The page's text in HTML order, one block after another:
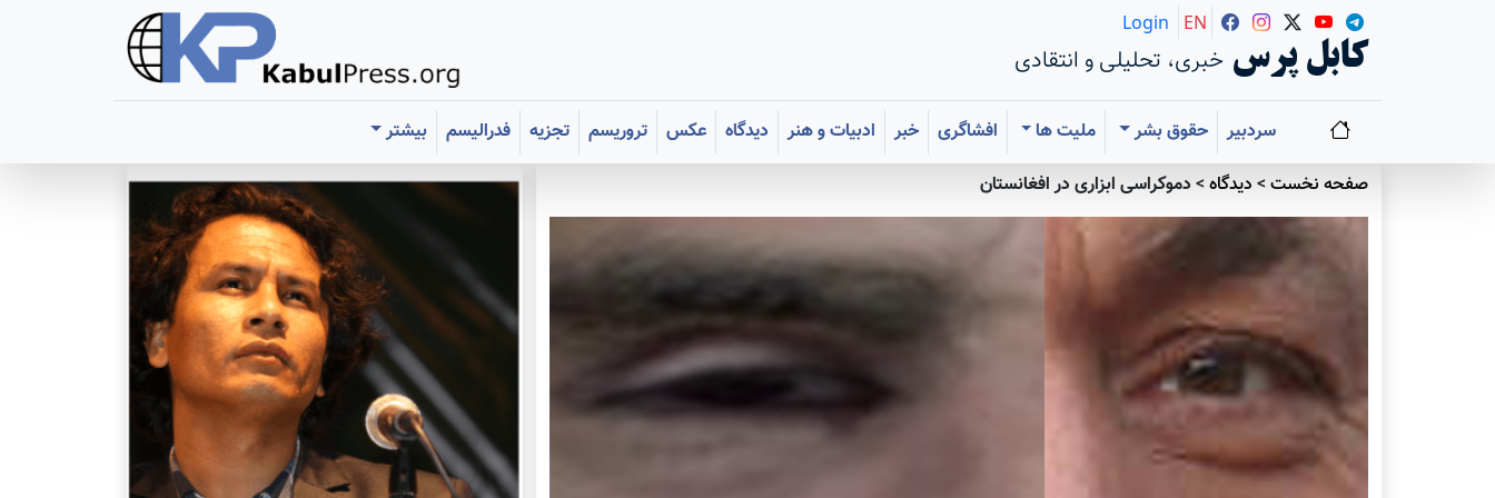
کابل پرس خبری، تحلیلی و انتقادی
Login EN
سردبیر حقوق بشر ملیت ها افشاگری خبر ادبیات و هنر دیدگاه عکس تروریسم تجزیه فدرالیسم
بیشتر
صفحه نخست> دیدگاه> دموکراسی ابزاری در افغانستان